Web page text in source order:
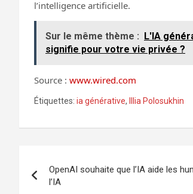
l’intelligence artificielle.
Sur le même thème :
L'IA
signifie pour votre vie privée ?
Source : www.wired.com
Étiquettes: ia générative, Illia Polosukhin
de
OpenAI souhaite que l’IA aide les
l’IA